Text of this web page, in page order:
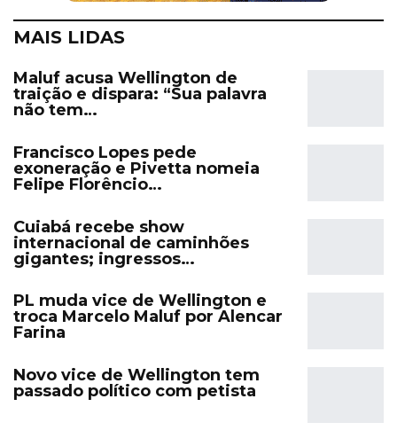
MAIS LIDAS
Maluf acusa Wellington de
traição e dispara: “Sua palavra
não tem…
Francisco Lopes pede
exoneração e Pivetta nomeia
Felipe Florêncio…
Cuiabá recebe show
internacional de caminhões
gigantes; ingressos…
PL muda vice de Wellington e
troca Marcelo Maluf por Alencar
Farina
Novo vice de Wellington tem
passado político com petista